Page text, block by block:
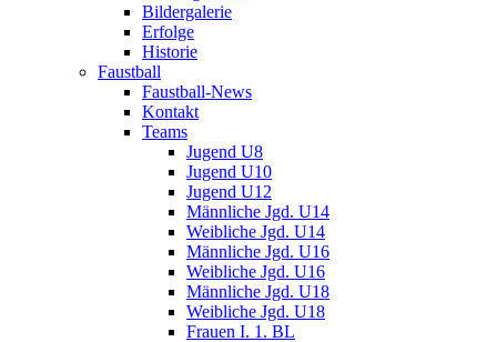
Bildergalerie
Erfolge
Historie
Faustball
Faustball-News
Kontakt
Teams
Jugend U8
Jugend U10
Jugend U12
Männliche Jgd. U14
Weibliche Jgd. U14
Männliche Jgd. U16
Weibliche Jgd. U16
Männliche Jgd. U18
Weibliche Jgd. U18
Frauen I. 1. BL